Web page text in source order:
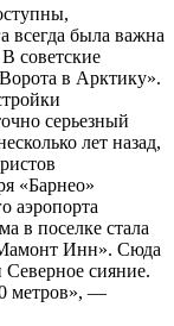
всегда была важна
советские
в Арктику».
серьезный
лет назад,
«Барнео»
аэропорта
в поселке стала
Инн». Сюда
сияние.
метров», —